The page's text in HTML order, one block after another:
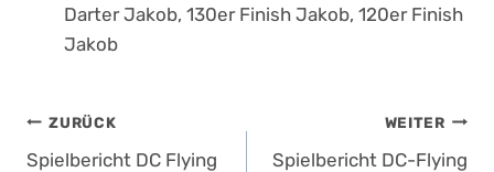
Darter Jakob, 130er Finish Jakob, 120er Finish
Jakob
Beitragsnavigation
ZURÜCK
Spielbericht DC Flying
WEITER
Spielbericht DC-Flying